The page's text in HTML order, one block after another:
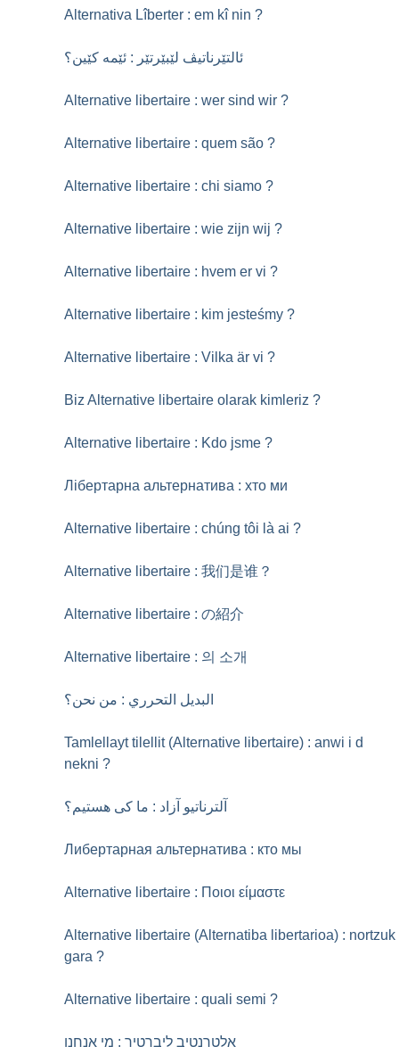
Alternativa Lîberter : em kî nin ?
ئالتێرناتیڤ لێبێرتێر : ئێمە کێین؟
Alternative libertaire : wer sind wir ?
Alternative libertaire : quem são ?
Alternative libertaire : chi siamo ?
Alternative libertaire : wie zijn wij ?
Alternative libertaire : hvem er vi ?
Alternative libertaire : kim jesteśmy ?
Alternative libertaire : Vilka är vi ?
Biz Alternative libertaire olarak kimleriz ?
Alternative libertaire : Kdo jsme ?
Лібертарна альтернатива : хто ми
Alternative libertaire : chúng tôi là ai ?
Alternative libertaire : 我们是谁？
Alternative libertaire : の紹介
Alternative libertaire : 의 소개
البديل التحرري : من نحن؟
Tamlellayt tilellit (Alternative libertaire) : anwi i d
nekni ?
آلترناتیو آزاد : ما کی هستیم؟
Либертарная альтернатива : кто мы
Alternative libertaire : Ποιοι είμαστε
Alternative libertaire (Alternatiba libertarioa) : nortzuk
gara ?
Alternative libertaire : quali semi ?
אלטרנטיב ליברטיר : מי אנחנו